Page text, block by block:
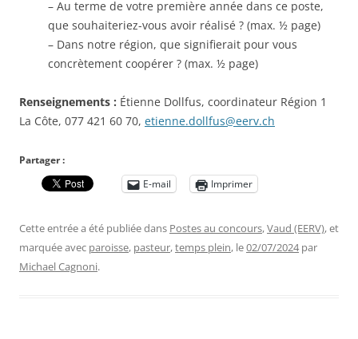
– Au terme de votre première année dans ce poste,
que souhaiteriez-vous avoir réalisé ? (max. ½ page)
– Dans notre région, que signifierait pour vous
concrètement coopérer ? (max. ½ page)
Renseignements : Étienne Dollfus, coordinateur Région 1
La Côte, 077 421 60 70, etienne.dollfus@eerv.ch
Partager :
E-mail
Imprimer
Cette entrée a été publiée dans Postes au concours,Vaud (EERV), et
marquée avec paroisse, pasteur,temps plein, le02/07/2024 par
Michael Cagnoni.